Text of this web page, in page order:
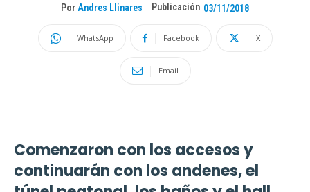
Por Andres Llinares Publicación 03/11/2018
WhatsApp Facebook X
Email
Comenzaron con los accesos y
continuarán con los andenes, el